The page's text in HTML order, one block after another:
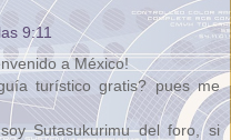
9:11
a México!
turístico gratis? pues me
Sutasukurimu del foro, si